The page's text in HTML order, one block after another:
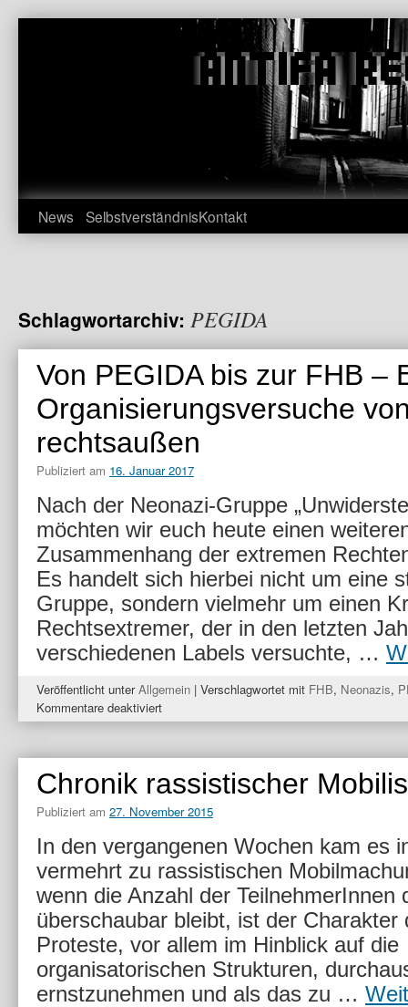
News SelbstverständnisKontakt
Schlagwortarchiv: PEGIDA
Von PEGIDA bis zur FHB –
Organisierungsversuche
rechtsaußen
Publiziert am 16. Januar 2017
Nach der Neonazi-Gruppe
möchten wir euch heute einen
Zusammenhang der extremen
Es handelt sich hierbei nicht um eine
Gruppe, sondern vielmehr um einen
Rechtsextremer, der in den letzten
verschiedenen Labels versuchte, …
Veröffentlicht unter Allgemein | Verschlagwortet mit FHB, Neonazis,
Kommentare deaktiviertfür
Von
bis
zur
FHB
–
Organisierungsversuche
von
rechtsaußen
Chronik rassistischer
Publiziert am 27. November 2015
In den vergangenen Wochen kam es
vermehrt zu rassistischen
wenn die Anzahl der TeilnehmerInnen
überschaubar bleibt, ist der Charakter
Proteste, vor allem im Hinblick auf die
organisatorischen Strukturen,
ernstzunehmen und als das zu …